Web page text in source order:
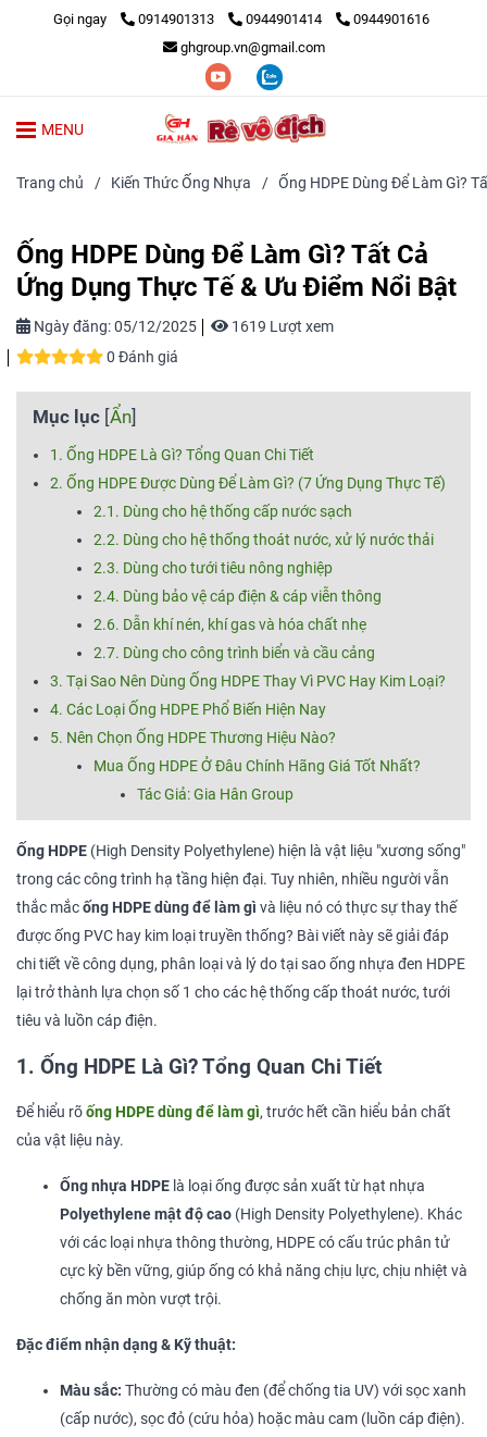
Gọi ngay 0914901313 0944901414
0944901616
ghgroup.vn@gmail.com
MENU
Trang chủ / Kiến Thức Ống Nhựa / Ống HDPE Dùng Để Làm Gì?
Ống HDPE Dùng Để Làm Gì? Tất Cả
Ứng Dụng Thực Tế & Ưu Điểm Nổi Bật
Ngày đăng:05/12/2025
1619 Lượt xem
0 Đánh giá
Mục lục [Ẩn]
1. Ống HDPE Là Gì? Tổng Quan Chi Tiết
2. Ống HDPE Được Dùng Để Làm Gì? (7 Ứng Dụng Thực Tế)
2.1. Dùng cho hệ thống cấp nước sạch
2.2. Dùng cho hệ thống thoát nước, xử lý nước thải
2.3. Dùng cho tưới tiêu nông nghiệp
2.4. Dùng bảo vệ cáp điện & cáp viễn thông
2.6. Dẫn khí nén, khí gas và hóa chất nhẹ
2.7. Dùng cho công trình biển và cầu cảng
3. Tại Sao Nên Dùng Ống HDPE Thay Vì PVC Hay Kim Loại?
4. Các Loại Ống HDPE Phổ Biến Hiện Nay
5. Nên Chọn Ống HDPE Thương Hiệu Nào?
Mua Ống HDPE Ở Đâu Chính Hãng Giá Tốt Nhất?
Tác Giả: Gia Hân Group
Ống HDPE (High Density Polyethylene) hiện là vật liệu "xương sống"
trong các công trình hạ tầng hiện đại. Tuy nhiên, nhiều người vẫn
thắc mắcống HDPE dùng để làm gì và liệu nó có thực sự thay thế
được ống PVC hay kim loại truyền thống? Bài viết này sẽ giải đáp
chi tiết về công dụng, phân loại và lý do tại sao ống nhựa đen HDPE
lại trở thành lựa chọn số 1 cho các hệ thống cấp thoát nước, tưới
tiêu và luồn cáp điện.
1. Ống HDPE Là Gì? Tổng Quan Chi Tiết
Để hiểu rõống HDPE dùng để làm gì, trước hết cần hiểu bản chất
của vật liệu này.
Ống nhựa HDPE là loại ống được sản xuất từ hạt nhựa
Polyethylene mật độ cao (High Density Polyethylene). Khác
với các loại nhựa thông thường, HDPE có cấu trúc phân tử
cực kỳ bền vững, giúp ống có khả năng chịu lực, chịu nhiệt và
chống ăn mòn vượt trội.
Đặc điểm nhận dạng & Kỹ thuật:
Màu sắc: Thường có màu đen (để chống tia UV) với sọc xanh
(cấp nước), sọc đỏ (cứu hỏa) hoặc màu cam (luồn cáp điện).